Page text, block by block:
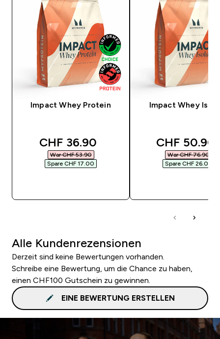
Impact Whey Protein
discounted price
CHF 36.90‎
War CHF 53.90‎
Spare CHF 17.00‎
Impact Whey
discounted
CHF 50.90‎
War CHF 76.90‎
Spare CHF 26.00‎
Alle Kundenrezensionen
Derzeit sind keine Bewertungen vorhanden.
Schreibe eine Bewertung, um die Chance zu haben,
einen CHF100 Gutschein zu gewinnen.
EINE BEWERTUNG ERSTELLEN